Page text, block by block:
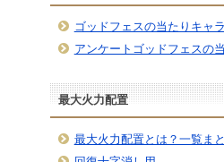
ゴッドフェスの当たりキャラ
アンケートゴッドフェスの
最大火力配置
最大火力配置とは？一覧ま